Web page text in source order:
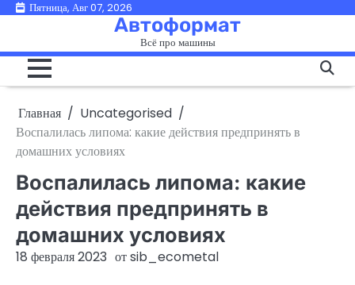
ПерейтиПятница, Авг 07, 2026
Автоформат
Всё про машины
Главная
Uncategorised
Воспалилась липома: какие действия предпринять в
домашних условиях
Воспалилась липома: какие
действия предпринять в
домашних условиях
18 февраля 2023 отsib_ecometal